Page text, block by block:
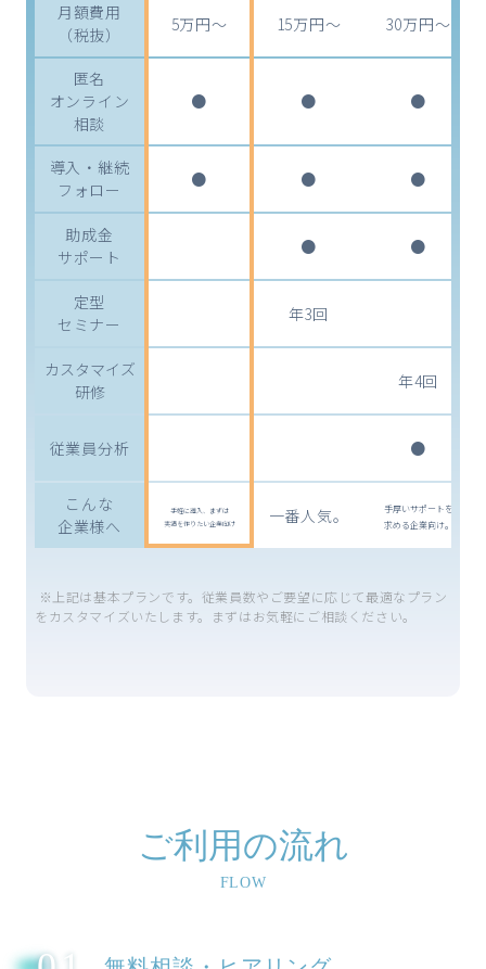
月額費用
（税抜）
5万円～ 15万円～ 30万円～
匿名
オンライン
相談
● ● ●
導入・継続
フォロー
● ● ●
助成金
サポート
● ●
定型
セミナー
年3回
カスタマイズ
研修
年4回
従業員分析 ●
こんな
企業様へ
手軽に導入、まずは
実績を作りたい企業向け
一番人気。
手厚いサポートを
求める企業向け。
※上記は基本プランです。従業員数やご要望に応じて最適なプラン
をカスタマイズいたします。まずはお気軽にご相談ください。
ご利用の流れ
FLOW